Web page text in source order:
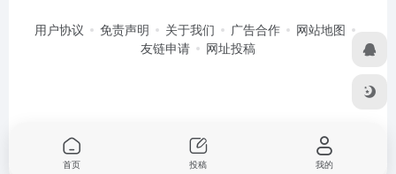
用户协议 免责声明 关于我们 广告合作
网站地图
友链申请
网址投稿
首页 投稿 我的